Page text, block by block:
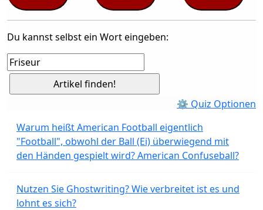
Du kannst selbst ein Wort eingeben:
⚙ Quiz Optionen
Warum heißt American Football eigentlich
"Football", obwohl der Ball (Ei) überwiegend mit
den Händen gespielt wird? American Confuseball?
Nutzen Sie Ghostwriting? Wie verbreitet ist es und
lohnt es sich?